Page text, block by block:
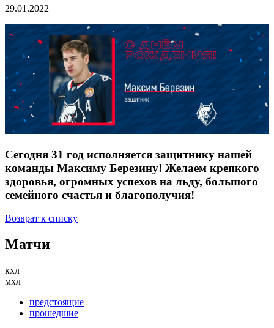
29.01.2022
Сегодня 31 год исполняется защитнику нашей
команды Максиму Березину! Желаем крепкого
здоровья, огромных успехов на льду, большого
семейного счастья и благополучия!
Возврат к списку
Матчи
кхл
мхл
предстоящие
прошедшие